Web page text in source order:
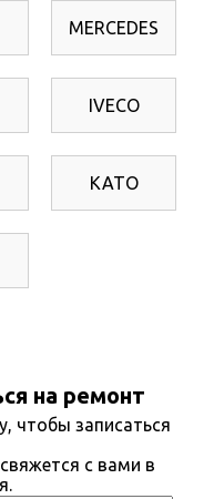
MERCEDES
IVECO
KATO
на ремонт
чтобы записаться
с вами в